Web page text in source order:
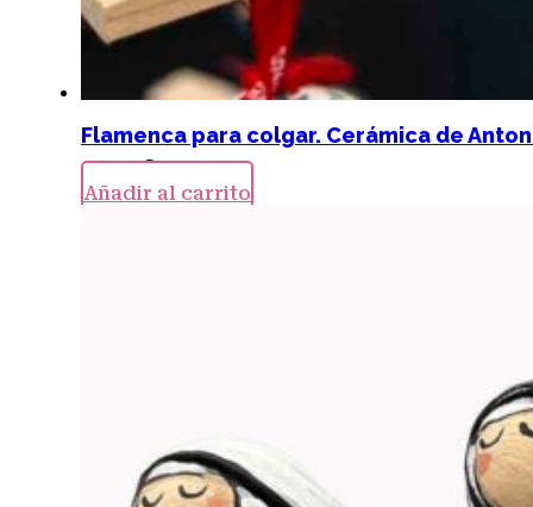
Flamenca para colgar. Cerámica de
15,00€
Añadir al carrito